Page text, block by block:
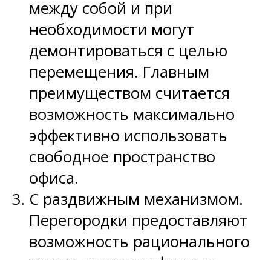
между собой и при
необходимости могут
демонтироваться с целью
перемещения. Главным
преимуществом считается
возможность максимально
эффективно использовать
свободное пространство
офиса.
С раздвижным механизмом.
Перегородки предоставляют
возможность рационального